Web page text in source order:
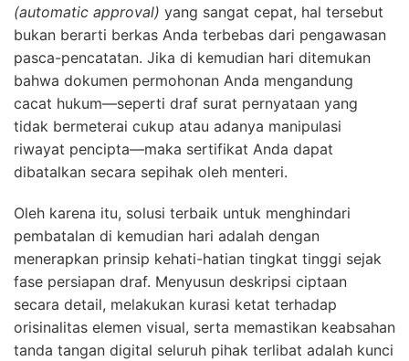
(automatic approval) yang sangat cepat, hal tersebut
bukan berarti berkas Anda terbebas dari pengawasan
pasca-pencatatan. Jika di kemudian hari ditemukan
bahwa dokumen permohonan Anda mengandung
cacat hukum—seperti draf surat pernyataan yang
tidak bermeterai cukup atau adanya manipulasi
riwayat pencipta—maka sertifikat Anda dapat
dibatalkan secara sepihak oleh menteri.
Oleh karena itu, solusi terbaik untuk menghindari
pembatalan di kemudian hari adalah dengan
menerapkan prinsip kehati-hatian tingkat tinggi sejak
fase persiapan draf. Menyusun deskripsi ciptaan
secara detail, melakukan kurasi ketat terhadap
orisinalitas elemen visual, serta memastikan keabsahan
tanda tangan digital seluruh pihak terlibat adalah kunci